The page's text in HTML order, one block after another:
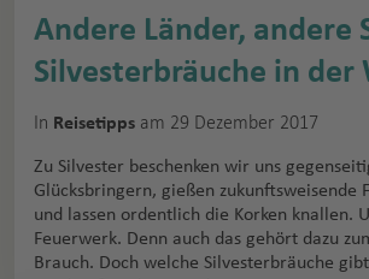
Andere Länder, andere
Silvesterbräuche in der
In Reisetipps am 29 Dezember 2017
Zu Silvester beschenken wir uns
Glücksbringern, gießen zukunftsweisende
und lassen ordentlich die Korken knallen.
Feuerwerk. Denn auch das gehört dazu
Brauch. Doch welche Silvesterbräuche